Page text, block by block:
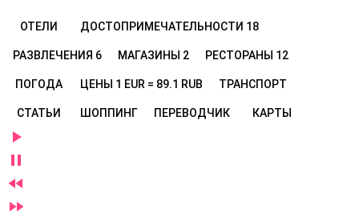
ОТЕЛИ ДОСТОПРИМЕЧАТЕЛЬНОСТИ 18
РАЗВЛЕЧЕНИЯ 6 МАГАЗИНЫ 2 РЕСТОРАНЫ 12
ПОГОДА ЦЕНЫ 1 EUR = 89.1 RUB ТРАНСПОРТ
СТАТЬИ ШОППИНГ ПЕРЕВОДЧИК КАРТЫ



